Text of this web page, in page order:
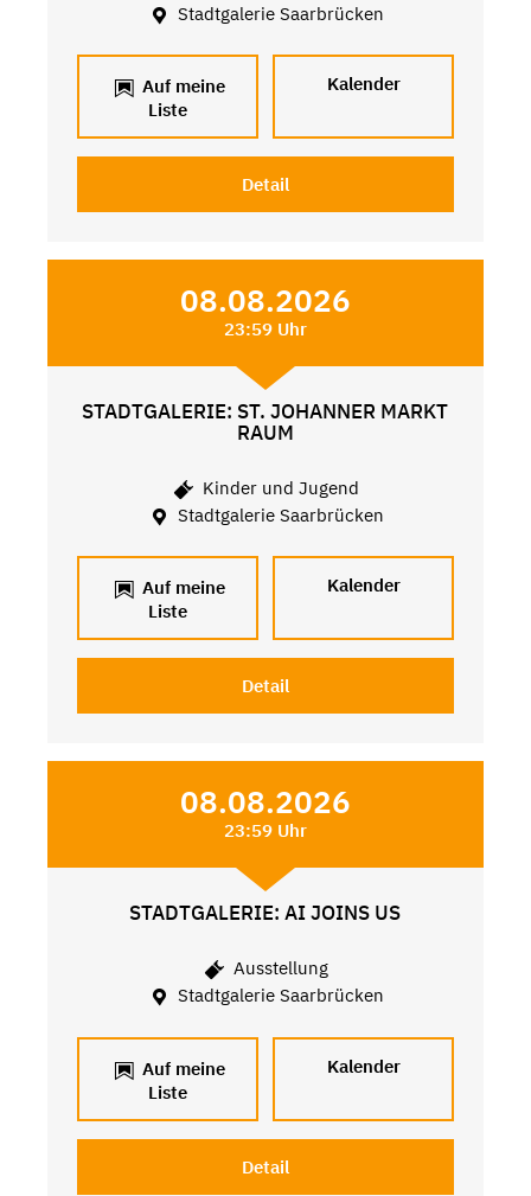
Stadtgalerie Saarbrücken
Auf meine
Liste
Kalender
Detail
08.08.2026
23:59 Uhr
STADTGALERIE: ST. JOHANNER MARKT
RAUM
Kinder und Jugend
Stadtgalerie Saarbrücken
Auf meine
Liste
Kalender
Detail
08.08.2026
23:59 Uhr
STADTGALERIE: AI JOINS US
Ausstellung
Stadtgalerie Saarbrücken
Auf meine
Liste
Kalender
Detail